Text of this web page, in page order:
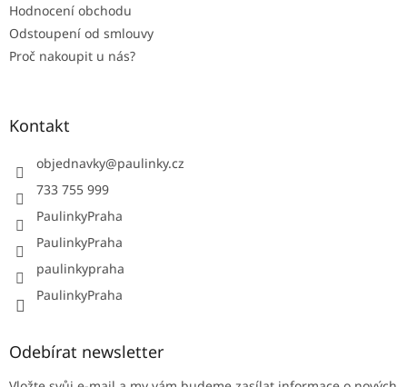
Hodnocení obchodu
Odstoupení od smlouvy
Proč nakoupit u nás?
Kontakt
objednavky@paulinky.cz
733 755 999
PaulinkyPraha
PaulinkyPraha
paulinkypraha
PaulinkyPraha
Odebírat newsletter